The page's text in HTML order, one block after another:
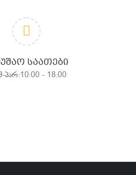
ᲡᲐᲐᲗᲔᲑᲘ
პარ:10:00 - 18:00